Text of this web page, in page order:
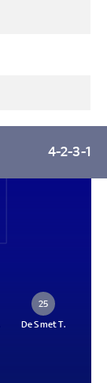
4-2-3-1
25
De Smet T.